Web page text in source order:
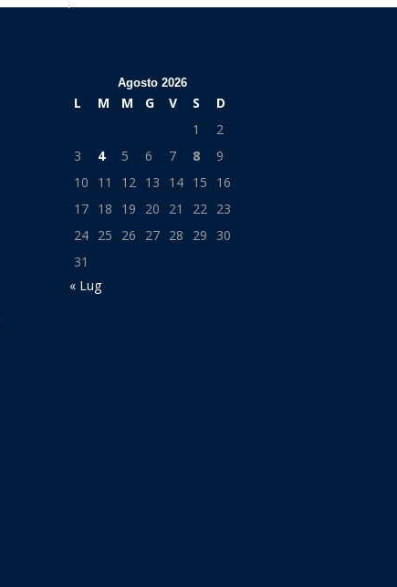
Agosto 2026
L M M G V S
D
1
2
3
4 5 6 7 8
9
10
11 12 13 14 15
16
17 18 19 20 21 22
23
24 25 26 27 28 29
30
31
« Lug